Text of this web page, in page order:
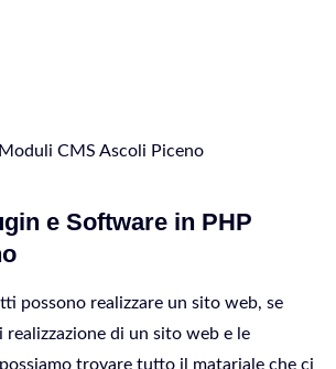
CMS Ascoli Piceno
e Software in PHP
possono realizzare un sito web, se
realizzazione di un sito web e le
trovare tutto il matariale che ci